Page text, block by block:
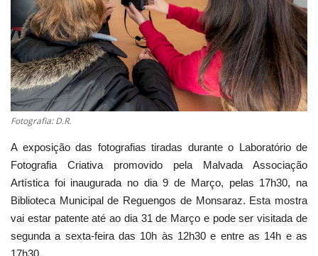
Ficha técnica
Cultura
Lazer
Ambiente
Fotografia: D.R.
A exposição das fotografias tiradas durante o Laboratório de
Fotografia Criativa promovido pela Malvada Associação
Artística foi inaugurada no dia 9 de Março, pelas 17h30, na
Biblioteca Municipal de Reguengos de Monsaraz. Esta mostra
vai estar patente até ao dia 31 de Março e pode ser visitada de
segunda a sexta-feira das 10h às 12h30 e entre as 14h e as
17h30.